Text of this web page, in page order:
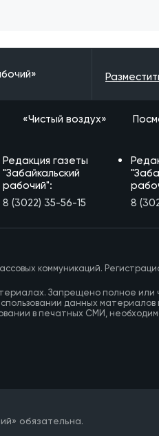
«Чистый воздух»
Редакция газеты
"Забайкальский
рабочий":
8 (3022) 35-56-15
8
коммуникаций.
Запрещено полное или
данных
в печатных СМИ,
обязательна.